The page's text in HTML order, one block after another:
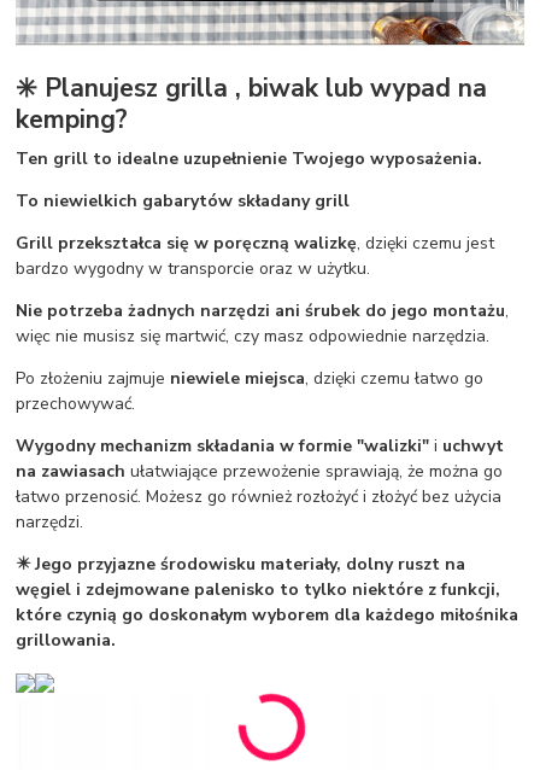
✳️ Planujesz grilla , biwak lub wypad na
kemping?
Ten grill to idealne uzupełnienie Twojego wyposażenia.
To niewielkich gabarytów składany grill
Grill przekształca się w poręczną walizkę, dzięki czemu jest
bardzo wygodny w transporcie oraz w użytku.
Nie potrzeba żadnych narzędzi ani śrubek do jego montażu,
więc nie musisz się martwić, czy masz odpowiednie narzędzia.
Po złożeniu zajmuje niewiele miejsca, dzięki czemu łatwo go
przechowywać.
Wygodny mechanizm składania w formie "walizki" i uchwyt
na zawiasach ułatwiające przewożenie sprawiają, że można go
łatwo przenosić. Możesz go również rozłożyć i złożyć bez użycia
narzędzi.
✴️ Jego przyjazne środowisku materiały, dolny ruszt na
węgiel i zdejmowane palenisko to tylko niektóre z funkcji,
które czynią go doskonałym wyborem dla każdego miłośnika
grillowania.